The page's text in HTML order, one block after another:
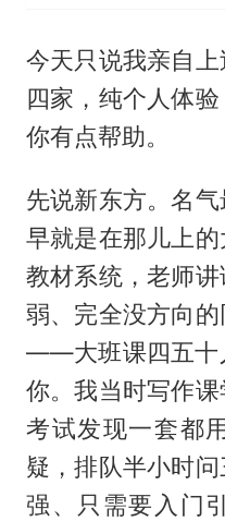
今天只说我亲自
四家，纯个人体
你有点帮助。
先说新东方。名
早就是在那儿上的
教材系统，老师
弱、完全没方向
——大班课四五十
你。我当时写作
考试发现一套都
疑，排队半小时
强、只需要入门